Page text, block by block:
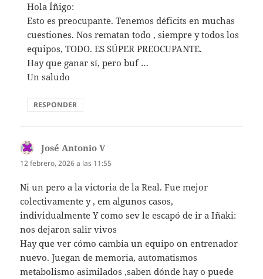
Hola Íñigo:
Esto es preocupante. Tenemos déficits en muchas
cuestiones. Nos rematan todo , siempre y todos los
equipos, TODO. ES SÚPER PREOCUPANTE.
Hay que ganar sí, pero buf …
Un saludo
RESPONDER
José Antonio Vdice:
12 febrero, 2026 a las 11:55
Ni un pero a la victoria de la Real. Fue mejor
colectivamente y , em algunos casos,
individualmente Y como sev le escapó de ir a Iñaki:
nos dejaron salir vivos
Hay que ver cómo cambia un equipo on entrenador
nuevo. Juegan de memoria, automatismos
metabolismo asimilados ,saben dónde hay o puede